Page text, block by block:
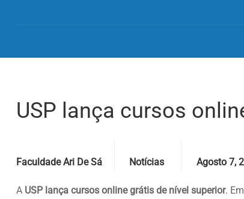
USP lança cursos
Faculdade Ari De Sá Notícias Agosto 7,
A USP lança cursos online grátis de nível superior.